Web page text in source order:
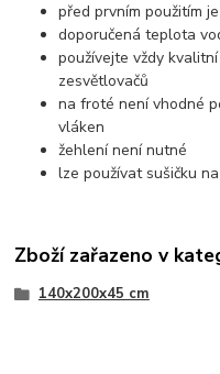
před prvním použitím
doporučená teplota
používejte vždy
zesvětlovačů
na froté není vhodné
vláken
žehlení není nutné
lze používat sušičku
Zboží zařazeno v
140x200x45 cm